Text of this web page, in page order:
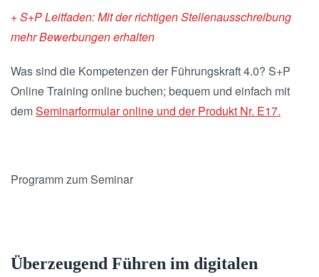
+ S+P Leitfaden: Mit der richtigen Stellenausschreibung
mehr Bewerbungen erhalten
Was sind die Kompetenzen der Führungskraft 4.0? S+P
Online Training online buchen; bequem und einfach mit
demSeminarformular online und der Produkt Nr. E17.
Programm zum Seminar
Überzeugend Führen im digitalen